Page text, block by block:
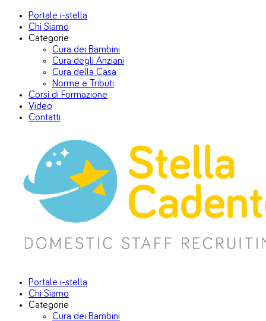
Portale i-stella
Chi Siamo
Categorie
Cura dei Bambini
Cura degli Anziani
Cura della Casa
Norme e Tributi
Corsi di Formazione
Video
Contatti
Portale i-stella
Chi Siamo
Categorie
Cura dei Bambini